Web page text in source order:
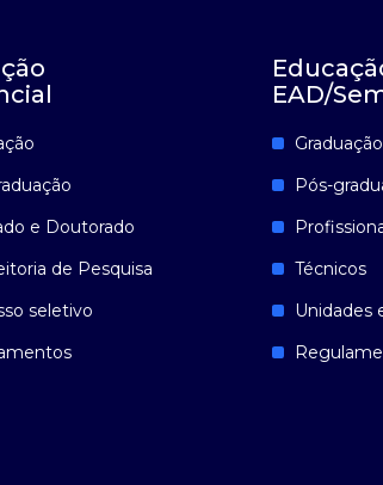
e Doutorado
de Pesquisa
seletivo
EAD/
Graduação
Pós-
Técnicos
Unidades